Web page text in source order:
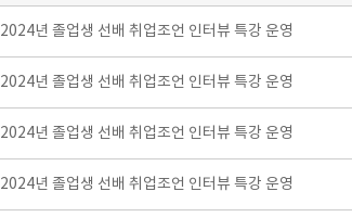
2024년 졸업생 선배 취업조언 인터뷰 특강 운영
2024년 졸업생 선배 취업조언 인터뷰 특강 운영
2024년 졸업생 선배 취업조언 인터뷰 특강 운영
2024년 졸업생 선배 취업조언 인터뷰 특강 운영